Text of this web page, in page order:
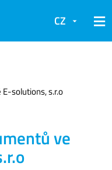
CZ
solutions, s.r.o
ve